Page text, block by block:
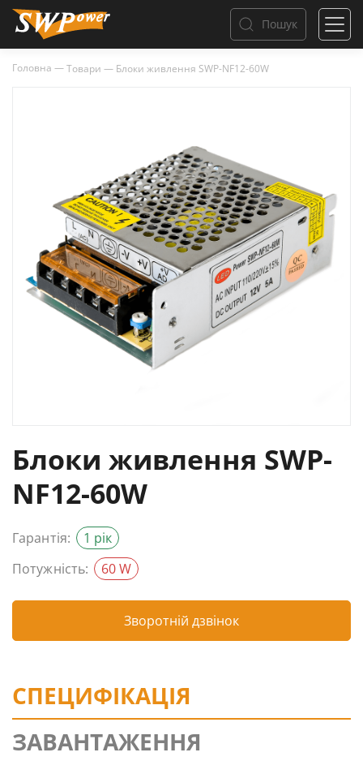
Пошук
Головна —Товари — Блоки живлення SWP-NF12-60W
Блоки живлення SWP-
NF12-60W
Гарантія:
1 рік
Потужність:
60 W
Зворотній дзвінок
СПЕЦИФІКАЦІЯ
ЗАВАНТАЖЕННЯ